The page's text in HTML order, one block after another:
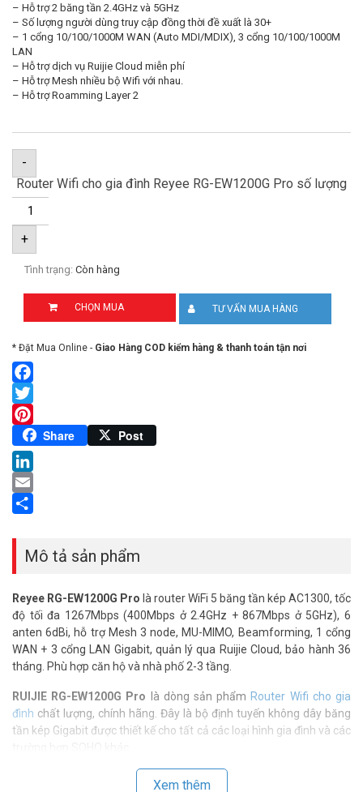
– Hỗ trợ 2 băng tần 2.4GHz và 5GHz
– Số lượng người dùng truy cập đồng thời đề xuất là 30+
– 1 cổng 10/100/1000M WAN (Auto MDI/MDIX), 3 cổng 10/100/1000M
LAN
– Hỗ trợ dịch vụ Ruijie Cloud miễn phí
– Hỗ trợ Mesh nhiều bộ Wifi với nhau.
– Hỗ trợ Roamming Layer 2
-
Router Wifi cho gia đình Reyee RG-EW1200G Pro số lượng
+
Tình trạng: Còn hàng
CHỌN MUA TƯ VẤN MUA HÀNG
* Đặt Mua Online - Giao Hàng COD kiểm hàng & thanh toán tận nơi
Facebook
Twitter
Pinterest
Share Post
LinkedIn
Email
Mô tả sản phẩm
Reyee RG-EW1200G Pro là router WiFi 5 băng tần kép AC1300, tốc
độ tối đa 1267Mbps (400Mbps ở 2.4GHz + 867Mbps ở 5GHz), 6
anten 6dBi, hỗ trợ Mesh 3 node, MU-MIMO, Beamforming, 1 cổng
WAN + 3 cổng LAN Gigabit, quản lý qua Ruijie Cloud, bảo hành 36
tháng. Phù hợp căn hộ và nhà phố 2-3 tầng.
RUIJIE RG-EW1200G Pro là dòng sản phẩm Router Wifi cho gia
đình chất lượng, chính hãng. Đây là bộ định tuyến không dây băng
tần kép Gigabit được thiết kế cho tất cả các loại hình gia đình và các
Xem thêm